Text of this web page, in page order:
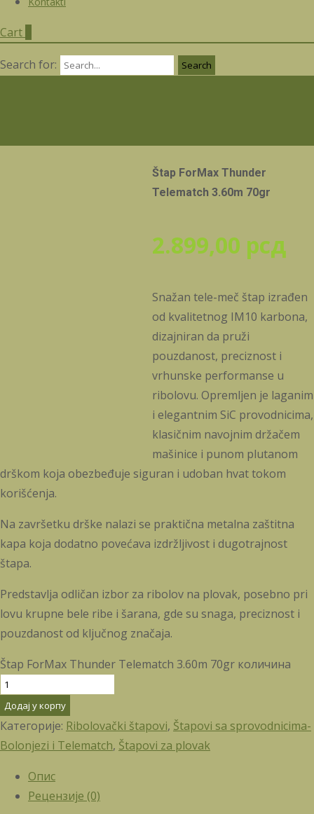
Cart
Search for:
Štap ForMax Thunder
Telematch 3.60m 70gr
2.899,00 рсд
Snažan tele-meč štap izrađen
od kvalitetnog IM10 karbona,
dizajniran da pruži
pouzdanost, preciznost i
vrhunske performanse u
ribolovu. Opremljen je laganim
i elegantnim SiC provodnicima,
klasičnim navojnim držačem
mašinice i punom plutanom
drškom koja obezbeđuje siguran i udoban hvat tokom
korišćenja.
Na završetku drške nalazi se praktična metalna zaštitna
kapa koja dodatno povećava izdržljivost i dugotrajnost
štapa.
Predstavlja odličan izbor za ribolov na plovak, posebno pri
lovu krupne bele ribe i šarana, gde su snaga, preciznost i
pouzdanost od ključnog značaja.
Štap ForMax Thunder Telematch 3.60m 70gr количина
Додај у корпу
Категорије: Ribolovački štapovi, Štapovi sa sprovodnicima-
Bolonjezi i Telematch, Štapovi za plovak
Опис
Рецензије (0)